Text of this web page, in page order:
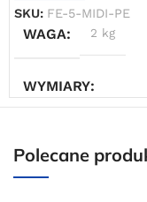
SKU: FE-5-MIDI-PE
WAGA 2 kg
WYMIARY
Polecane